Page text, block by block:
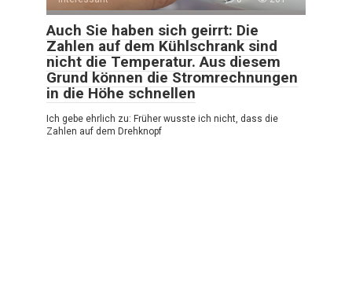
Auch Sie haben sich geirrt: Die
Zahlen auf dem Kühlschrank sind
nicht die Temperatur. Aus diesem
Grund können die Stromrechnungen
in die Höhe schnellen
Ich gebe ehrlich zu: Früher wusste ich nicht, dass die
Zahlen auf dem Drehknopf